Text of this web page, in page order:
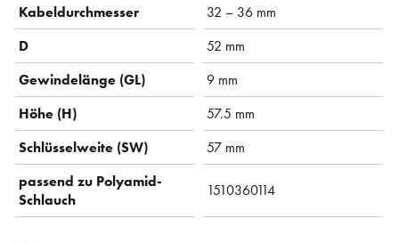
Kabeldurchmesser
32 – 36 mm
D
52 mm
Gewindelänge (GL)
9 mm
Höhe (H)
57.5 mm
Schlüsselweite (SW)
57 mm
passend zu Polyamid-
Schlauch
1510360114